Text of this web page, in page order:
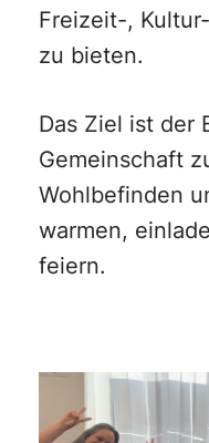
Freizeit-,
zu bieten.
Das Ziel ist der
Gemeinschaft
Wohlbefinden
warmen,
feiern.